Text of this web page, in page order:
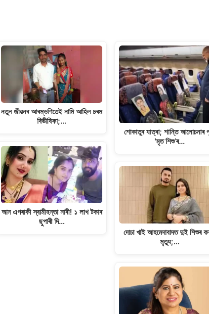
নতুন জীৱনৰ আৰম্ভণিতেই নামি আহিল চৰম
বিভীষিকা;…
আন এগৰাকী স্বামীহন্তা নাৰী! ১ লাখ টকাৰ
ছুপাৰী দি…
শোকাতুৰ যাত্ৰা; শান্তি আলোচনাৰ
'মৃত শিশু’ৰ…
দোচা খাই আহমেদাবাদত দুই শিশুৰ
মৃত্যু;…